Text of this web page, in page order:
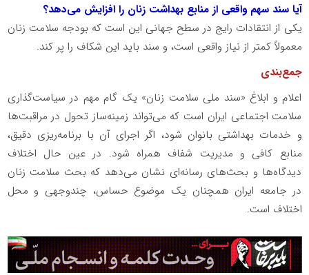
آیا سند سهم واقعی از منابع بهداشت زنان را افزایش می‌دهد؟
یکی از انتقادات رایج در سطح جهانی این است که بودجه سلامت زنان
معمولاً کمتر از نیاز واقعی است، و سند باید این شکاف را پر کند.
جمع‌بندی
اعلام و ابلاغ «سند ملی سلامت زنان» یک گام مهم در سیاست‌گذاری
سلامت اجتماعی ایران است که می‌تواند زمینه‌ساز تحول در مراقبت‌ها
و خدمات بهداشتی بانوان شود، اگر اجرای آن با برنامه‌ریزی دقیق،
منابع کافی و مدیریت شفاف همراه شود. در عین حال اختلاف
دیدگاه‌ها و بحث‌های رسانه‌ای نشان می‌دهد که بحث سلامت زنان
در جامعه ایران همچنان یک موضوع حساس، چندوجهی و محل
اختلاف است.